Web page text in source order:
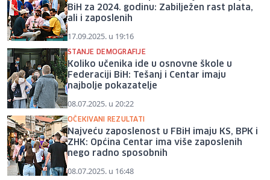
BiH za 2024. godinu: Zabilježen rast plata,
ali i zaposlenih
17.09.2025. u 19:16
STANJE DEMOGRAFIJE
Koliko učenika ide u osnovne škole u
Federaciji BiH: Tešanj i Centar imaju
najbolje pokazatelje
08.07.2025. u 20:22
OČEKIVANI REZULTATI
Najveću zaposlenost u FBiH imaju KS, BPK i
ZHK: Općina Centar ima više zaposlenih
nego radno sposobnih
08.07.2025. u 16:48